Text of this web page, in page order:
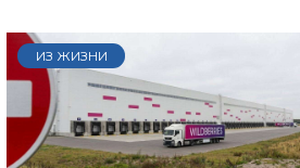
ИЗ ЖИЗНИ